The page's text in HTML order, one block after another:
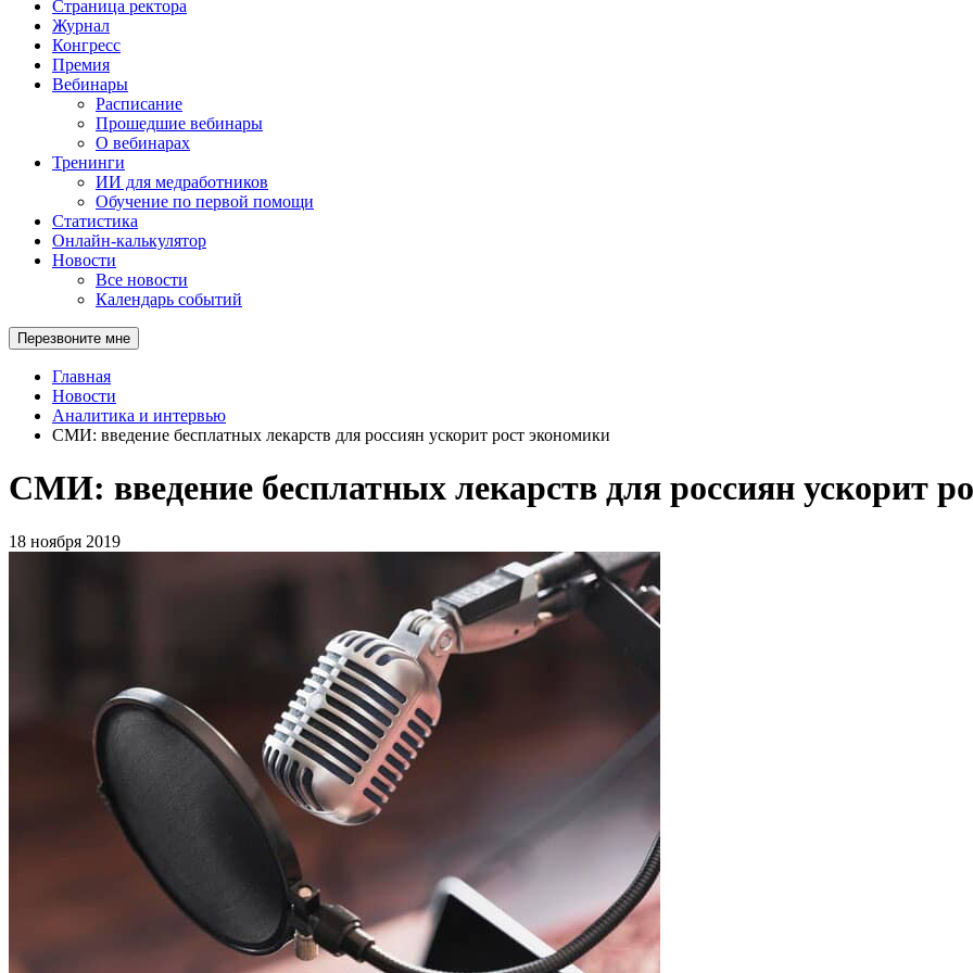
Страница ректора
Журнал
Конгресс
Премия
Вебинары
Расписание
Прошедшие вебинары
О вебинарах
Тренинги
ИИ для медработников
Обучение по первой помощи
Статистика
Онлайн-калькулятор
Новости
Все новости
Календарь событий
Перезвоните мне
Главная
Новости
Аналитика и интервью
СМИ: введение бесплатных лекарств для россиян ускорит рост экономики
СМИ: введение бесплатных лекарств для россиян ускорит
18 ноября 2019